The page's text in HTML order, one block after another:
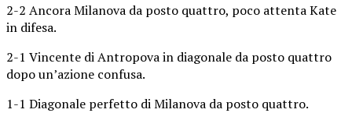
2-2 Ancora Milanova da posto quattro, poco attenta Kate
in difesa.
2-1 Vincente di Antropova in diagonale da posto quattro
dopo un’azione confusa.
1-1 Diagonale perfetto di Milanova da posto quattro.